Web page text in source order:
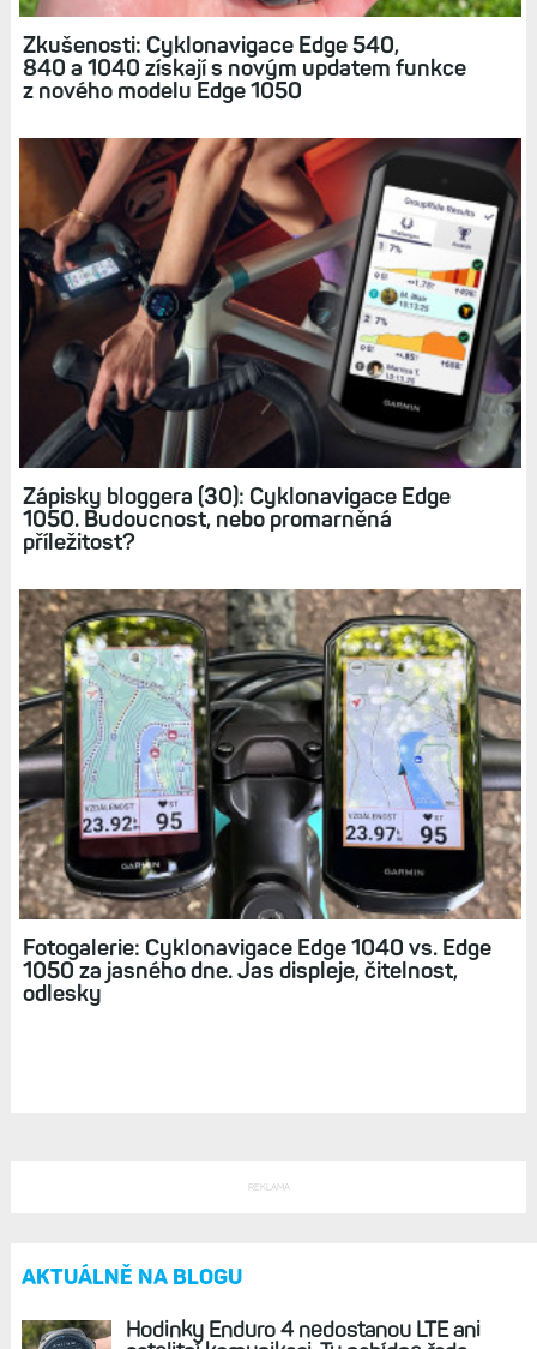
Cyklonavigace Edge 1050: Zcela nový displej
s vyšším rozlišením. Ale bez soláru a s kratší
výdrží
Zkušenosti: Cyklonavigace Edge 540,
840 a 1040 získají s novým updatem funkce
z nového modelu Edge 1050
1050. Budoucnost, nebo promarněná